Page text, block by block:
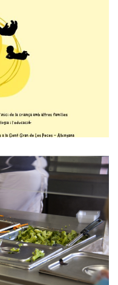
Una Nova
Escolar Amb
Menjador
De